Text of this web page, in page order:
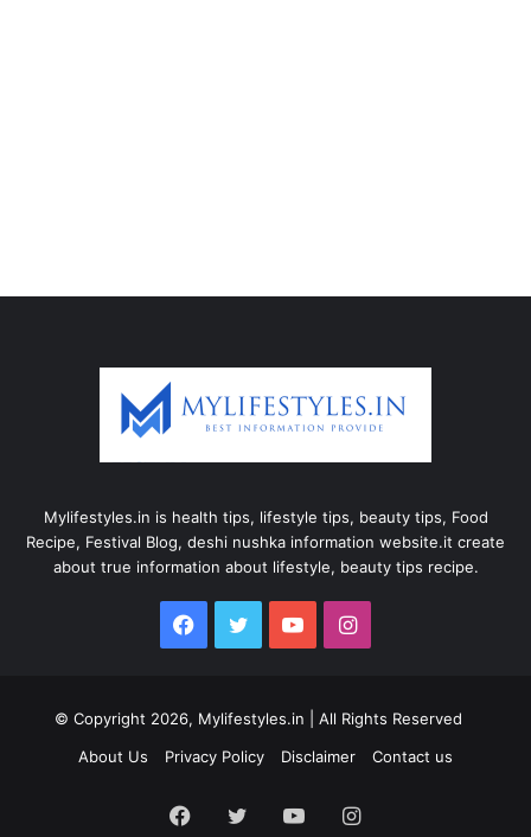
Mylifestyles.in is health tips, lifestyle tips, beauty tips, Food
Recipe, Festival Blog, deshi nushka information website.it create
about true information about lifestyle, beauty tips recipe.
Facebook
Twitter YouTubeInstagram
© Copyright 2026, Mylifestyles.in | All Rights Reserved
About Us
Privacy Policy Disclaimer Contact us
Facebook
Twitter YouTubeInstagram